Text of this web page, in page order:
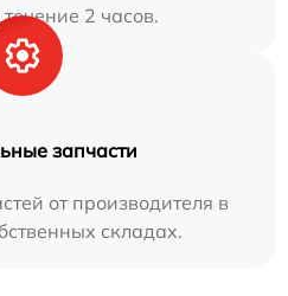
2 часов.
запчасти
от производителя в
складах.